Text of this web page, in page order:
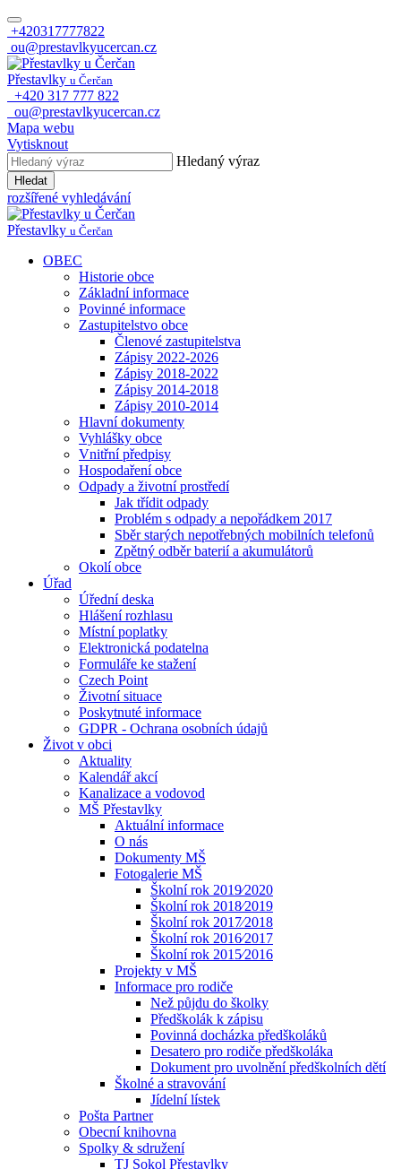
+420317777822
ou@prestavlkyucercan.cz
Přestavlky u Čerčan
+420 317 777 822
ou@prestavlkyucercan.cz
Mapa webu
Vytisknout
Hledaný výraz
Hledat
rozšířené vyhledávání
Přestavlky u Čerčan
OBEC
Historie obce
Základní informace
Povinné informace
Zastupitelstvo obce
Členové zastupitelstva
Zápisy 2022-2026
Zápisy 2018-2022
Zápisy 2014-2018
Zápisy 2010-2014
Hlavní dokumenty
Vyhlášky obce
Vnitřní předpisy
Hospodaření obce
Odpady a životní prostředí
Jak třídit odpady
Problém s odpady a nepořádkem 2017
Sběr starých nepotřebných mobilních telefonů
Zpětný odběr baterií a akumulátorů
Okolí obce
Úřad
Úřední deska
Hlášení rozhlasu
Místní poplatky
Elektronická podatelna
Formuláře ke stažení
Czech Point
Životní situace
Poskytnuté informace
GDPR - Ochrana osobních údajů
Život v obci
Aktuality
Kalendář akcí
Kanalizace a vodovod
MŠ Přestavlky
Aktuální informace
O nás
Dokumenty MŠ
Fotogalerie MŠ
Školní rok 2019⁄2020
Školní rok 2018⁄2019
Školní rok 2017⁄2018
Školní rok 2016⁄2017
Školní rok 2015⁄2016
Projekty v MŠ
Informace pro rodiče
Než půjdu do školky
Předškolák k zápisu
Povinná docházka předškoláků
Desatero pro rodiče předškoláka
Dokument pro uvolnění předškolních dětí
Školné a stravování
Jídelní lístek
Pošta Partner
Obecní knihovna
Spolky & sdružení
TJ Sokol Přestavlky